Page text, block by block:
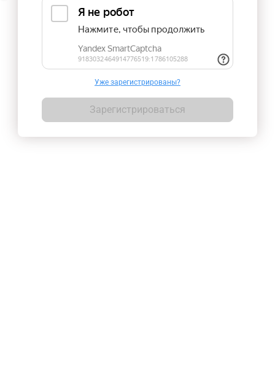
Уже зарегистрированы?
Зарегистрироваться